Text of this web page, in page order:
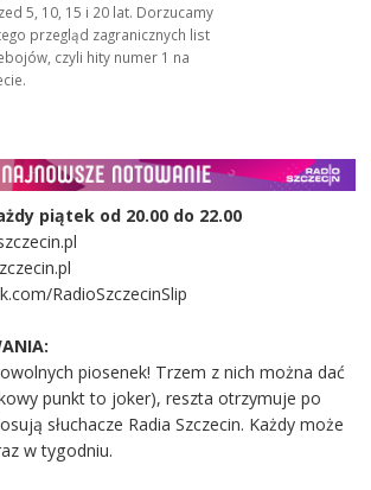
5, 10, 15 i 20 lat. Dorzucamy
przegląd zagranicznych list
czyli hity numer 1 na
piątek od 20.00 do 22.00
RadioSzczecinSlip
piosenek! Trzem z nich można dać
punkt to joker), reszta otrzymuje po
słuchacze Radia Szczecin. Każdy może
w tygodniu.